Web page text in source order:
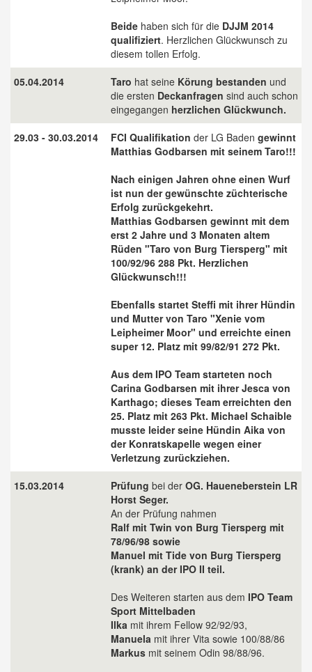
Beide haben sich für die DJJM 2014
qualifiziert. Herzlichen Glückwunsch zu
diesem tollen Erfolg.
05.04.2014
Taro hat seine Körung bestanden und
die ersten Deckanfragen sind auch schon
eingegangen herzlichen Glückwunch.
29.03 - 30.03.2014
FCI Qualifikation der LG Baden gewinnt
Matthias Godbarsen mit seinem Taro!!!
Nach einigen Jahren ohne einen Wurf
ist nun der gewünschte züchterische
Erfolg zurückgekehrt.
Matthias Godbarsen gewinnt mit dem
erst 2 Jahre und 3 Monaten altem
Rüden "Taro von Burg Tiersperg" mit
100/92/96 288 Pkt. Herzlichen
Glückwunsch!!!
Ebenfalls startet Steffi mit ihrer Hündin
und Mutter von Taro "Xenie vom
Leipheimer Moor" und erreichte einen
super 12. Platz mit 99/82/91 272 Pkt.
Aus dem IPO Team starteten noch
Carina Godbarsen mit ihrer Jesca von
Karthago; dieses Team erreichten den
25. Platz mit 263 Pkt. Michael Schaible
musste leider seine Hündin Aika von
der Konratskapelle wegen einer
Verletzung zurückziehen.
15.03.2014
Prüfung bei der OG. Haueneberstein LR
Horst Seger.
An der Prüfung nahmen
Ralf mit Twin von Burg Tiersperg mit
78/96/98 sowie
Manuel mit Tide von Burg Tiersperg
(krank) an der IPO II teil.
Des Weiteren starten aus dem IPO Team
Sport Mittelbaden
Ilka mit ihrem Fellow 92/92/93,
Manuela mit ihrer Vita sowie 100/88/86
Markus mit seinem Odin 98/88/96.